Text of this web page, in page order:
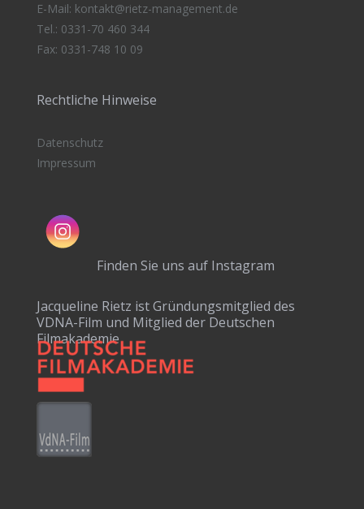
E-Mail: kontakt@rietz-management.de
Tel.: 0331-70 460 344
Fax: 0331-748 10 09
Rechtliche Hinweise
Datenschutz
Impressum
Finden Sie uns auf Instagram
Jacqueline Rietz ist Gründungsmitglied des
VDNA-Film und Mitglied der Deutschen
Filmakademie